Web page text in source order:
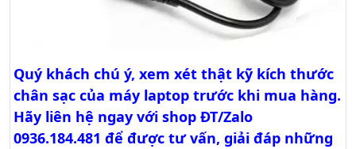
Quý khách chú ý, xem xét thật kỹ kích thước
chân sạc của máy laptop trước khi mua hàng.
Hãy liên hệ ngay với shop ĐT/Zalo
0936.184.481 để được tư vấn, giải đáp những